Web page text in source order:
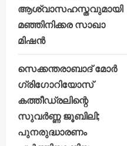
ആശ്വാസഹസ്തവുമായി
മഞ്ഞിനിക്കര സാഖാ
മിഷൻ
സെക്കന്തരാബാദ് മോർ
ഗ്രിഗോറിയോസ്
കത്തീഡ്രലിന്റെ
സുവർണ്ണ ജൂബിലി;
പുനരുദ്ധാരണം